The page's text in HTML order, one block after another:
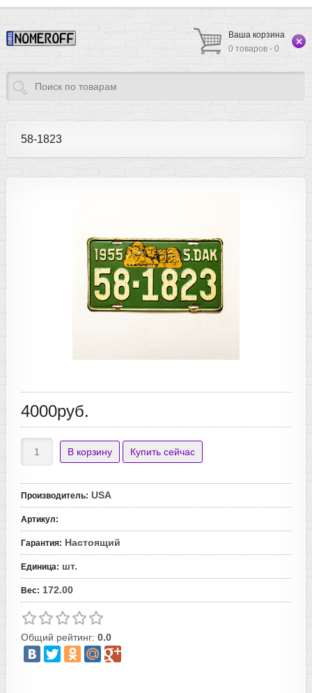
Ваша корзина
0 товаров - 0
58-1823
4000руб.
Производитель: USA
Артикул:
Гарантия: Настоящий
Единица: шт.
Вес: 172.00
Общий рейтинг: 0.0